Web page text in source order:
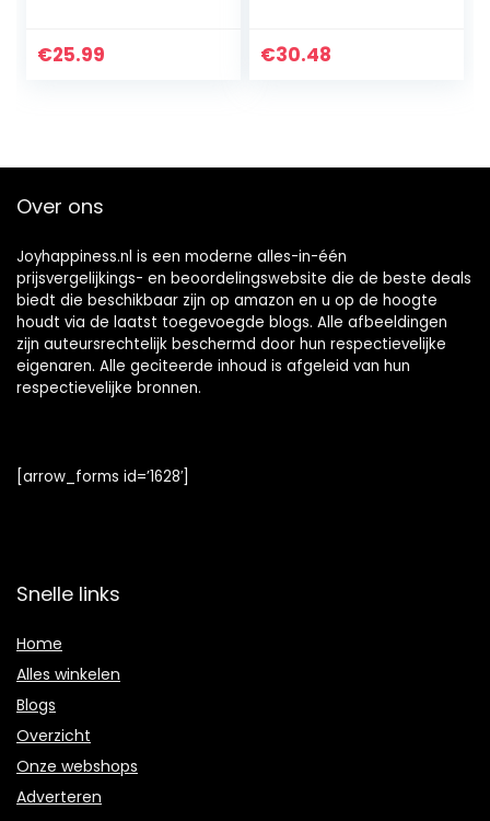
€25.99 €30.48
Over ons
Joyhappiness.nl is een moderne alles-in-één
prijsvergelijkings- en beoordelingswebsite die de beste deals
biedt die beschikbaar zijn op amazon en u op de hoogte
houdt via de laatst toegevoegde blogs. Alle afbeeldingen
zijn auteursrechtelijk beschermd door hun respectievelijke
eigenaren. Alle geciteerde inhoud is afgeleid van hun
respectievelijke bronnen.
[arrow_forms id=’1628′]
Snelle links
Home
Alles winkelen
Blogs
Overzicht
Onze webshops
Adverteren